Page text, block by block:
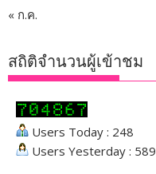
« ก.ค.
สถิติจำนวนผู้เข้าชม
Users Today : 248
Users Yesterday : 589